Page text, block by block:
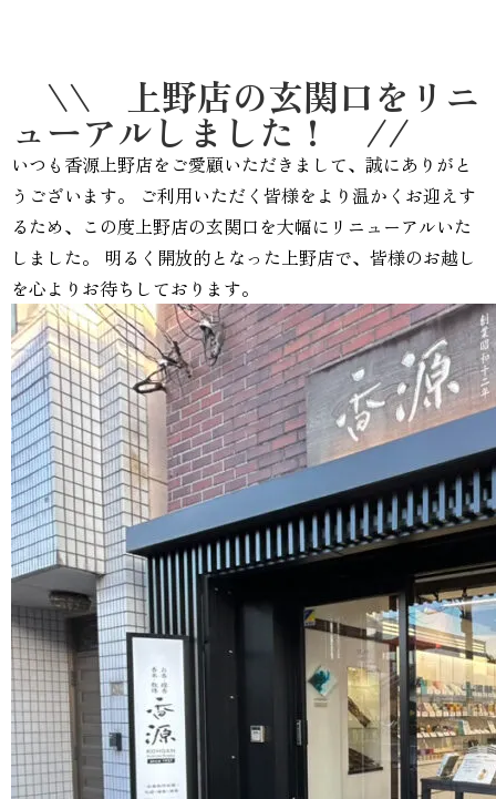
\\ 上野店の玄関口をリニ
ューアルしました！ //
いつも香源上野店をご愛顧いただきまして、誠にありがと
うございます。 ご利用いただく皆様をより温かくお迎えす
るため、この度上野店の玄関口を大幅にリニューアルいた
しました。 明るく開放的となった上野店で、皆様のお越し
を心よりお待ちしております。